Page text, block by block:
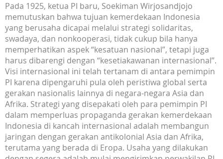
Pada 1925, ketua PI baru, Soekiman Wirjosandjojo
memutuskan bahwa tujuan kemerdekaan Indonesia
yang berusaha dicapai melalui strategi solidaritas,
swadaya, dan nonkooperasi, tidak cukup bila hanya
memperhatikan aspek “kesatuan nasional”, tetapi juga
harus dibarengi dengan “kesetiakawanan internasional”.
Visi internasional ini telah tertanam di antara pemimpin
PI karena dipengaruhi pula oleh peristiwa global serta
gerakan nasionalis lainnya di negara-negara Asia dan
Afrika. Strategi yang disepakati oleh para pemimpin PI
dalam memperluas propaganda gerakan kemerdekaan
Indonesia di kancah internasional adalah membangun
jaringan dengan gerakan antikolonial Asia dan Afrika,
terutama yang berada di Eropa. Usaha yang dilakukan